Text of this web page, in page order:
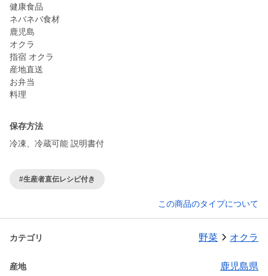
健康食品
ネバネバ食材
鹿児島
オクラ
指宿 オクラ
産地直送
お弁当
料理
保存方法
冷凍、冷蔵可能 説明書付
#生産者直伝レシピ付き
この商品のタイプについて
カテゴリ 野菜 オクラ
産地 鹿児島県